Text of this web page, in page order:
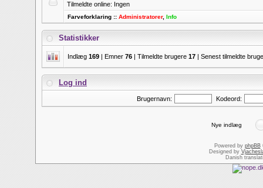
Tilmeldte online: Ingen
Farveforklaring :: Administratorer, Info
Statistikker
Indlæg 169 | Emner 76 | Tilmeldte brugere 17 | Senest tilmeldte
Log ind
Brugernavn: Kodeord:
Nye indlæg
Powered by phpBB
Designed by
Danish